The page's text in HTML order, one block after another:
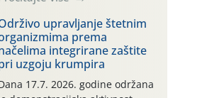
CROCPA EKO MODEL:
ambalaža kao i
drugih proizvoda koji
sredstva za zaštitu bilja
(npr. ambalaža od mineralnih
se ne prihvaća.
upravljanje štetnim
prema
integrirane zaštite
uzgoju krumpira
17.7. 2026. godine održana